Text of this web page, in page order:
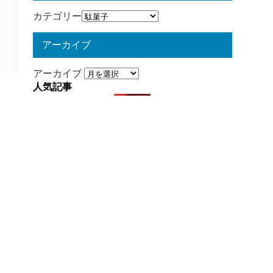
カテゴリー
アーカイブ
アーカイブ
人気記事